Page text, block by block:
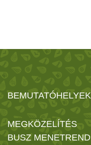
BEMUTATÓHELYEK
MEGKÖZELÍTÉS
BUSZ MENETREND